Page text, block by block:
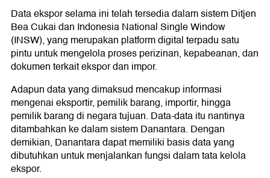
Data ekspor selama ini telah tersedia dalam sistem Ditjen
Bea Cukai dan Indonesia National Single Window
(INSW), yang merupakan platform digital terpadu satu
pintu untuk mengelola proses perizinan, kepabeanan, dan
dokumen terkait ekspor dan impor.
Adapun data yang dimaksud mencakup informasi
mengenai eksportir, pemilik barang, importir, hingga
pemilik barang di negara tujuan. Data-data itu nantinya
ditambahkan ke dalam sistem Danantara. Dengan
demikian, Danantara dapat memiliki basis data yang
dibutuhkan untuk menjalankan fungsi dalam tata kelola
ekspor.